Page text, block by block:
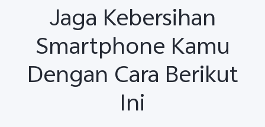
Akun SayaJaga Kebersihan
Smartphone Kamu
Dengan Cara Berikut
Ini